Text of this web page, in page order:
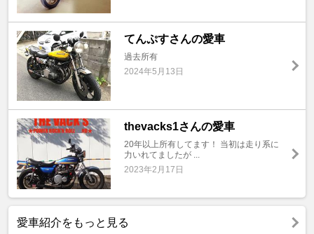
てんぷすさんの愛車
過去所有
2024年5月13日
thevacks1さんの愛車
20年以上所有してます！ 当初は走り系に
力いれてましたが ...
2023年2月17日
愛車紹介をもっと見る